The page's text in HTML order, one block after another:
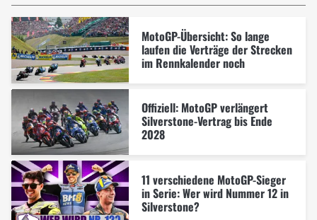
MotoGP-Übersicht: So lange
laufen die Verträge der Strecken
im Rennkalender noch
Offiziell: MotoGP verlängert
Silverstone-Vertrag bis Ende
2028
11 verschiedene MotoGP-Sieger
in Serie: Wer wird Nummer 12 in
Silverstone?